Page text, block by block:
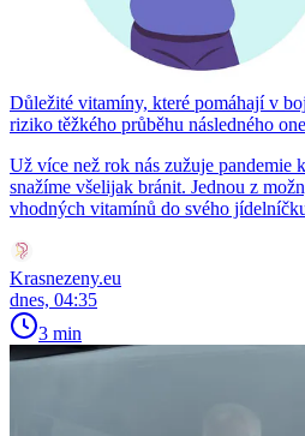
Důležité vitamíny, které pomáhají v
riziko těžkého průběhu následného
Už více než rok nás zužuje pandemie
snažíme všelijak bránit. Jednou z
vhodných vitamínů do svého
Krasnezeny.eu
dnes, 04:35
3 min